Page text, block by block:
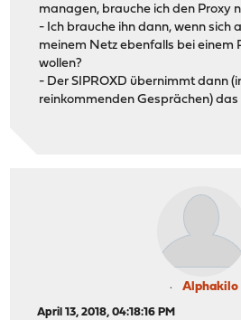
managen, brauche ich den Proxy
- Ich brauche ihn dann, wenn sich
meinem Netz ebenfalls bei einem
wollen?
- Der SIPROXD übernimmt dann
reinkommenden Gesprächen)
Alphakilo
April 13, 2018, 04:18:16 PM